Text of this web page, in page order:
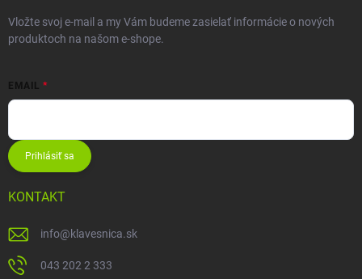
Vložte svoj e-mail a my Vám budeme zasielať informácie o nových
produktoch na našom e-shope.
EMAIL
Prihlásiť sa
KONTAKT
info@klavesnica.sk
043 202 2 333